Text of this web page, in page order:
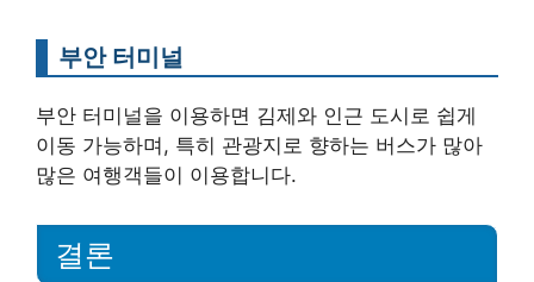
부안 터미널
부안 터미널을 이용하면 김제와 인근 도시로 쉽게
이동 가능하며, 특히 관광지로 향하는 버스가 많아
많은 여행객들이 이용합니다.
결론